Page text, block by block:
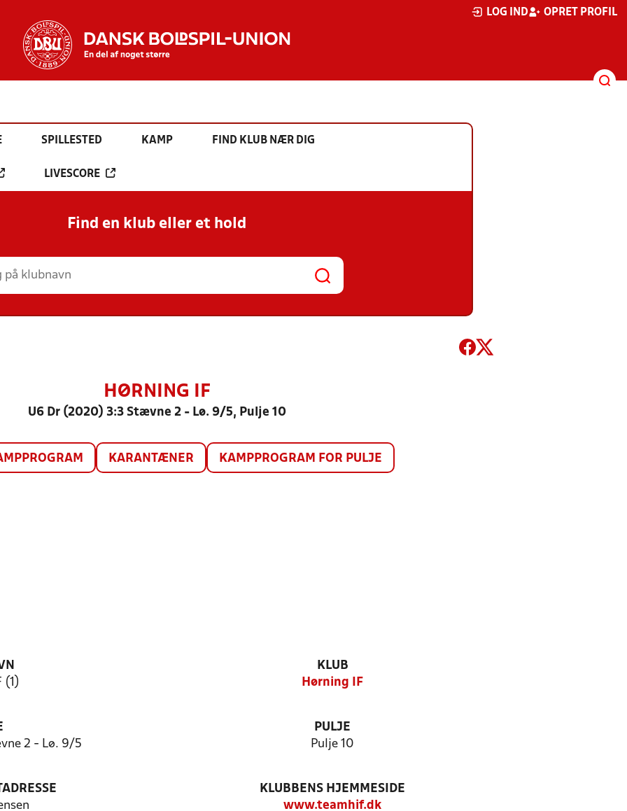
LOG IND OPRET PROFIL
SPILLESTED KAMP FIND KLUB NÆR DIG
LIVESCORE
Find en klub eller et hold
HØRNING IF
U6 Dr (2020) 3:3 Stævne 2 - Lø. 9/5, Pulje 10
KARANTÆNER KAMPPROGRAM FOR PULJE
(1)
KLUB
Hørning IF
2 - Lø. 9/5
PULJE
Pulje 10
KLUBBENS HJEMMESIDE
www.teamhif.dk